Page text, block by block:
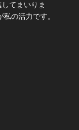
てまいりま
の活力です。